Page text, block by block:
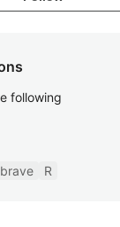
following
brave R